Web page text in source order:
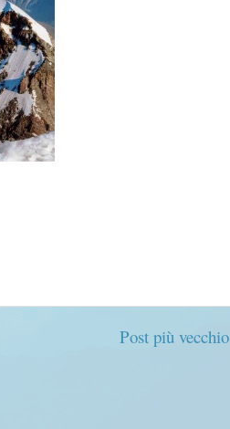
Post più vecchio